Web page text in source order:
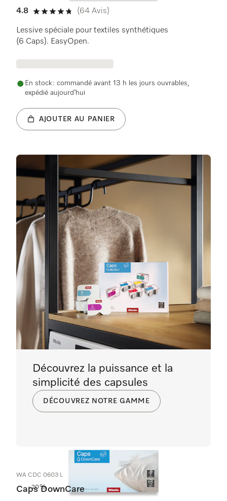
4.8
4.8 étoiles sur 5
(64 Avis)
Lessive spéciale pour textiles synthétiques
(6 Caps). EasyOpen.
En stock : commandé avant 13 h les jours ouvrables,
expédié aujourd’hui
AJOUTER AU PANIER
-20%
WA CDC 0603 L
Caps DownCare
Découvrez la puissance et la
simplicité des capsules
DÉCOUVREZ NOTRE GAMME